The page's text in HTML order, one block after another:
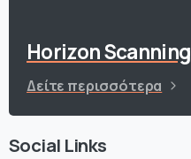
Horizon Scanning
Δείτε περισσότερα
Social Links